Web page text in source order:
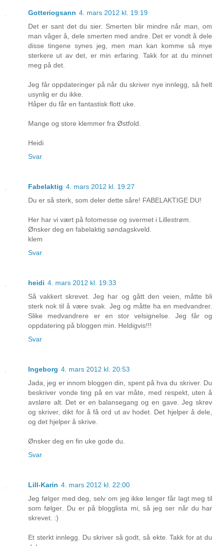
Gotteriogsann 4. mars 2012 kl. 19:19
Det er sant det du sier. Smerten blir mindre når man, om
man våger å, dele smerten med andre. Det er vondt å dele
disse tingene synes jeg, men man kan komme så mye
sterkere ut av det, er min erfaring. Takk for at du minnet
meg på det.
Jeg får oppdateringer på når du skriver nye innlegg, så helt
usynlig er du ikke.
Håper du får en fantastisk flott uke.
Mange og store klemmer fra Østfold.
Heidi
Svar
Fabelaktig 4. mars 2012 kl. 19:27
Du er så sterk, som deler dette såre! FABELAKTIGE DU!
Her har vi vært på fotomesse og svermet i Lillestrøm.
Ønsker deg en fabelaktig søndagskveld.
klem
Svar
heidi 4. mars 2012 kl. 19:33
Så vakkert skrevet. Jeg har og gått den veien, måtte bli
sterk nok til å være svak. Jeg og måtte ha en medvandrer.
Slike medvandrere er en stor velsignelse. Jeg får og
oppdatering på bloggen min. Heldigvis!!!
Svar
Ingeborg 4. mars 2012 kl. 20:53
Jada, jeg er innom bloggen din, spent på hva du skriver. Du
beskriver vonde ting på en var måte, med respekt, uten å
avsløre alt. Det er en balansegang og en gave. Jeg skrev
og skriver, dikt for å få ord ut av hodet. Det hjelper å dele,
og det hjelper å skrive.
Ønsker deg en fin uke gode du.
Svar
Lill-Karin 4. mars 2012 kl. 22:00
Jeg følger med deg, selv om jeg ikke lenger får lagt meg til
som følger. Du er på blogglista mi, så jeg ser når du har
skrevet. :)
Et sterkt innlegg. Du skriver så godt, så ekte. Takk for at du